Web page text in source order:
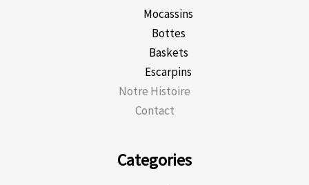
Mocassins
Bottes
Baskets
Escarpins
Notre Histoire
Contact
Categories